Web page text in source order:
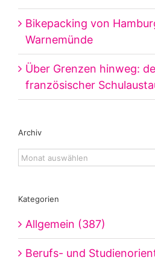
Bikepacking von
Warnemünde
Über Grenzen hinweg:
französischer
Archiv
Archiv
Kategorien
Allgemein (387)
Berufs- und